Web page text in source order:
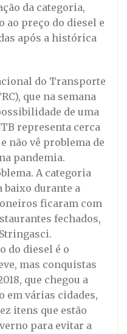
da categoria,
preço do diesel e
após a histórica
do Transporte
que na semana
de uma
representa cerca
não vê problema de
pandemia.
A categoria
baixo durante a
ficaram com
fechados,
do diesel é o
mas conquistas
que chegou a
em várias cidades,
itens que estão
para evitar a